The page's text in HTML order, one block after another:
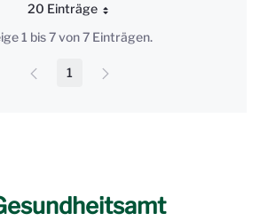
20 Einträge
Pro Seite
1 bis 7 von 7 Einträgen.
Seite
1